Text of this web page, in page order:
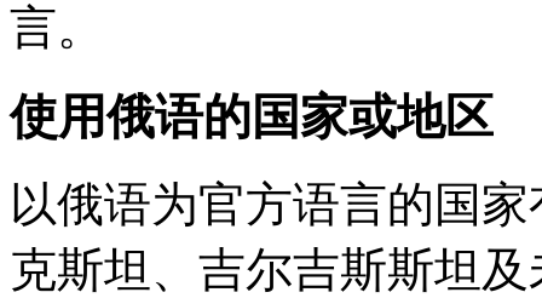
言。
使用俄语的国家或地区
以俄语为官方语言的国
克斯坦、吉尔吉斯斯坦